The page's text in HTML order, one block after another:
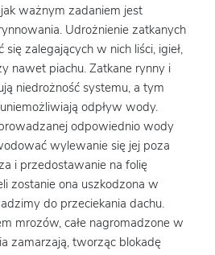
ważnym zadaniem jest
Udrożnienie zatkanych
zalegających w nich liści, igieł,
nawet piachu. Zatkane rynny i
niedrożność systemu, a tym
odpływ wody.
odpowiednio wody
wylewanie się jej poza
i przedostawanie na folię
zostanie ona uszkodzona w
do przeciekania dachu.
mrozów, całe nagromadzone w
zamarzają, tworząc blokadę